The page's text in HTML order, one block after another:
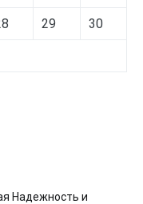
29 30
Надежность и